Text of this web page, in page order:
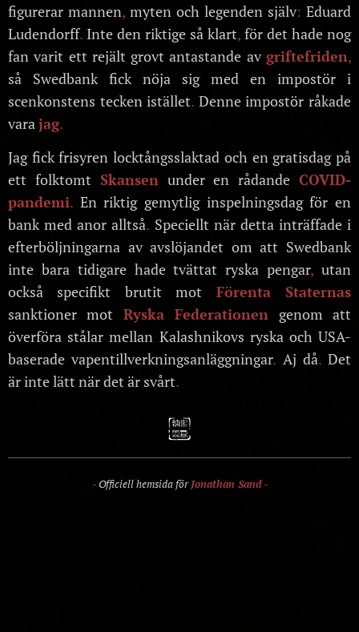
figurerar mannen, myten och legenden själv: Eduard
Ludendorff. Inte den riktige så klart, för det hade nog
fan varit ett rejält grovt antastande av griftefriden,
så Swedbank fick nöja sig med en impostör i
scenkonstens tecken istället. Denne impostör råkade
varajag.
Jag fick frisyren locktångsslaktad och en gratisdag på
ett folktomt Skansenunder en rådandeCOVID-
pandemi. En riktig gemytlig inspelningsdag för en
bank med anor alltså. Speciellt när detta inträffade i
efterböljningarna av avslöjandet om att Swedbank
inte bara tidigare hade tvättat ryska pengar, utan
också specifikt brutit mot Förenta Staternas
sanktioner mot Ryska Federationen genom att
överföra stålar mellan Kalashnikovs ryska och USA-
baserade vapentillverkningsanläggningar. Aj då.Det
är inte lätt när det är svårt.
-Officiell hemsida förJonathan Sand -